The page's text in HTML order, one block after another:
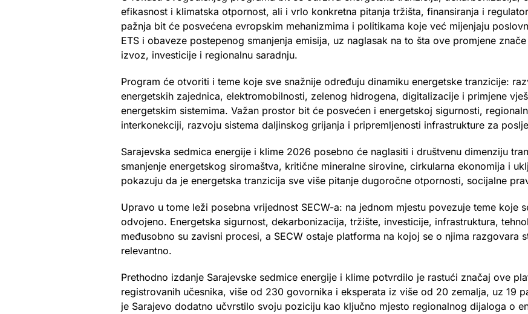
efikasnost i klimatska otpornost, ali i vrlo konkretna pitanja tržišta, finansiranja i
pažnja bit će posvećena evropskim mehanizmima i politikama koje već mijenjaju
ETS i obaveze postepenog smanjenja emisija, uz naglasak na to šta ove promjene
izvoz, investicije i regionalnu saradnju.
Program će otvoriti i teme koje sve snažnije određuju dinamiku energetske tranzicije:
energetskih zajednica, elektromobilnosti, zelenog hidrogena, digitalizacije i primjene
energetskim sistemima. Važan prostor bit će posvećen i energetskoj sigurnosti,
interkonekciji, razvoju sistema daljinskog grijanja i pripremljenosti infrastrukture za
Sarajevska sedmica energije i klime 2026 posebno će naglasiti i društvenu dimenziju
smanjenje energetskog siromaštva, kritične mineralne sirovine, cirkularna ekonomija i
pokazuju da je energetska tranzicija sve više pitanje dugoročne otpornosti, socijalne
Upravo u tome leži posebna vrijednost SECW-a: na jednom mjestu povezuje teme koje
odvojeno. Energetska sigurnost, dekarbonizacija, tržište, investicije, infrastruktura,
međusobno su zavisni procesi, a SECW ostaje platforma na kojoj se o njima razgovara
relevantno.
Prethodno izdanje Sarajevske sedmice energije i klime potvrdilo je rastući značaj ove
registrovanih učesnika, više od 230 govornika i eksperata iz više od 20 zemalja, uz 19
je Sarajevo dodatno učvrstilo svoju poziciju kao ključno mjesto regionalnog dijaloga o